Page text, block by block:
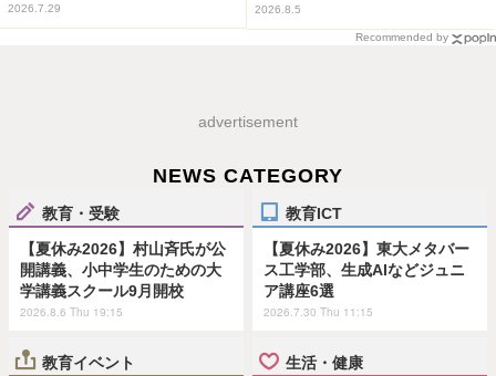
2026.7.29 2026.8.5
Recommended by
advertisement
NEWS CATEGORY
教育・受験
【夏休み2026】村山斉氏が公
開講義、小中学生のための大
学講義スクール9月開校
2026.8.6 Thu 19:15
教育ICT
【夏休み2026】東大メタバー
ス工学部、生成AIなどジュニ
ア講座6選
2026.7.30 Thu 11:15
教育イベント 生活・健康